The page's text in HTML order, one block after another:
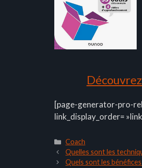
[page-generator-pro-
link_display_order=
Catégories
Coach
Quelles sont les
Quels sont les